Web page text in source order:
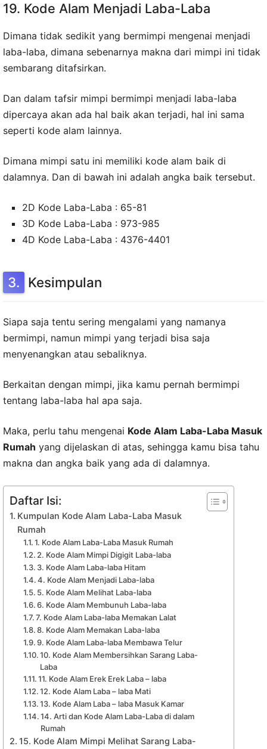
19. Kode Alam Menjadi Laba-Laba
Dimana tidak sedikit yang bermimpi mengenai menjadi
laba-laba, dimana sebenarnya makna dari mimpi ini tidak
sembarang ditafsirkan.
Dan dalam tafsir mimpi bermimpi menjadi laba-laba
dipercaya akan ada hal baik akan terjadi, hal ini sama
seperti kode alam lainnya.
Dimana mimpi satu ini memiliki kode alam baik di
dalamnya. Dan di bawah ini adalah angka baik tersebut.
2D Kode Laba-Laba : 65-81
3D Kode Laba-Laba : 973-985
4D Kode Laba-Laba : 4376-4401
Kesimpulan
Siapa saja tentu sering mengalami yang namanya
bermimpi, namun mimpi yang terjadi bisa saja
menyenangkan atau sebaliknya.
Berkaitan dengan mimpi, jika kamu pernah bermimpi
tentang laba-laba hal apa saja.
Maka, perlu tahu mengenai Kode Alam Laba-Laba Masuk
Rumah yang dijelaskan di atas, sehingga kamu bisa tahu
makna dan angka baik yang ada di dalamnya.
Daftar Isi:
Kumpulan Kode Alam Laba-Laba Masuk
Rumah
1. Kode Alam Laba-Laba Masuk Rumah
2. Kode Alam Mimpi Digigit Laba-laba
3. Kode Alam Laba-laba Hitam
4. Kode Alam Menjadi Laba-laba
5. Kode Alam Melihat Laba-laba
6. Kode Alam Membunuh Laba-laba
7. Kode Alam Laba-laba Memakan Lalat
8. Kode Alam Memakan Laba-laba
9. Kode Alam Laba-laba Membawa Telur
10. Kode Alam Membersihkan Sarang Laba-
Laba
11. Kode Alam Erek Erek Laba – laba
12. Kode Alam Laba – laba Mati
13. Kode Alam Laba – laba Masuk Kamar
14. Arti dan Kode Alam Laba-Laba di dalam
Rumah
15. Kode Alam Mimpi Melihat Sarang Laba-